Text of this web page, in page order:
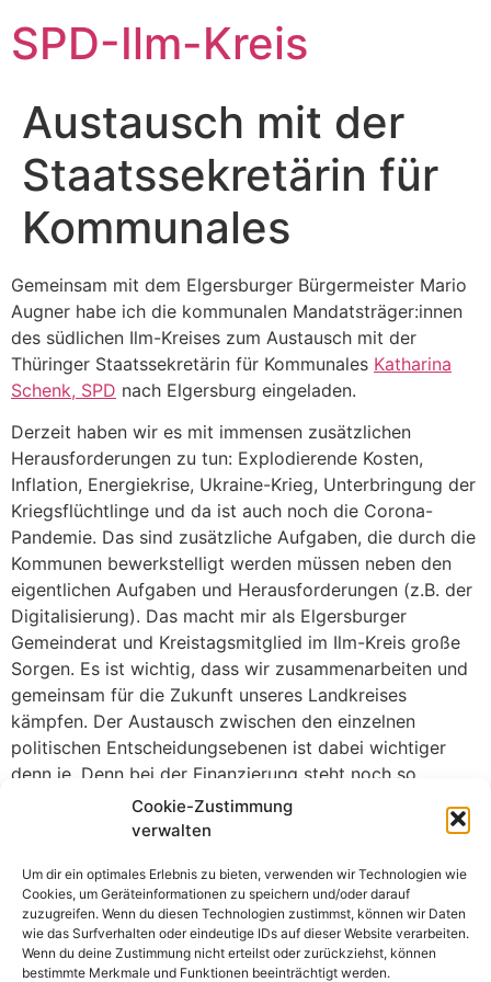
Cookie-Zustimmung
verwalten
Um dir ein optimales Erlebnis zu bieten, verwenden wir Technologien wie
Cookies, um Geräteinformationen zu speichern und/oder darauf
zuzugreifen. Wenn du diesen Technologien zustimmst, können wir Daten
wie das Surfverhalten oder eindeutige IDs auf dieser Website verarbeiten.
Wenn du deine Zustimmung nicht erteilst oder zurückziehst, können
bestimmte Merkmale und Funktionen beeinträchtigt werden.
SPD-Ilm-Kreis
Austausch mit der
Staatssekretärin für
Kommunales
Gemeinsam mit dem Elgersburger Bürgermeister Mario
Augner habe ich die kommunalen Mandatsträger:innen
des südlichen Ilm-Kreises zum Austausch mit der
Thüringer Staatssekretärin für Kommunales Katharina
Schenk, SPD nach Elgersburg eingeladen.
Derzeit haben wir es mit immensen zusätzlichen
Herausforderungen zu tun: Explodierende Kosten,
Inflation, Energiekrise, Ukraine-Krieg, Unterbringung der
Kriegsflüchtlinge und da ist auch noch die Corona-
Pandemie. Das sind zusätzliche Aufgaben, die durch die
Kommunen bewerkstelligt werden müssen neben den
eigentlichen Aufgaben und Herausforderungen (z.B. der
Digitalisierung). Das macht mir als Elgersburger
Gemeinderat und Kreistagsmitglied im Ilm-Kreis große
Sorgen. Es ist wichtig, dass wir zusammenarbeiten und
gemeinsam für die Zukunft unseres Landkreises
kämpfen. Der Austausch zwischen den einzelnen
politischen Entscheidungsebenen ist dabei wichtiger
denn je. Denn bei der Finanzierung steht noch so
manches Fragezeichen im Raum. Deshalb war ich froh
darüber, dass die Staatssekretärin für Kommunales
und Bürgermeister sowie weiteren Mandatsträgerinnen
und Mandatsträgern im südlichen Ilm-Kreis in den
Austausch treten möchte, das hat sie auch getan.
Das allgemeine Feedback der Anwesenden war positiv